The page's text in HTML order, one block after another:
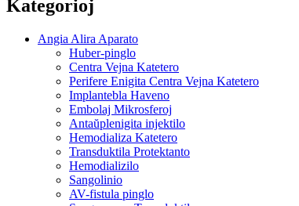
Kategorioj
Angia Alira Aparato
Huber-pinglo
Centra Vejna Katetero
Perifere Enigita Centra Vejna Katetero
Implantebla Haveno
Embolaj Mikrosferoj
Antaŭplenigita injektilo
Hemodializa Katetero
Transduktila Protektanto
Hemodializilo
Sangolinio
AV-fistula pinglo